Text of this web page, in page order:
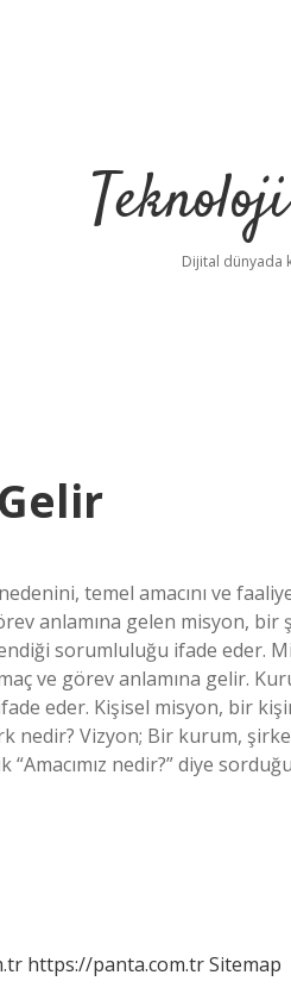
Dijital dünyada
temel amacını ve
anlamına gelen misyon, bir
sorumluluğu ifade eder.
ve görev anlamına gelir.
eder. Kişisel misyon, bir
nedir? Vizyon; Bir kurum,
nedir?” diye
https://panta.com.trSitemap